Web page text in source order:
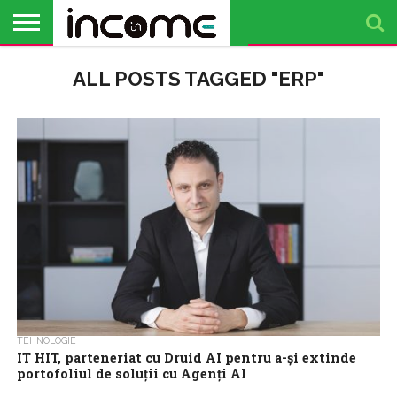
PROFIL DE
ANTREPRENOR
BUSINESS
ANALIZE
FINANȚE
PERSONALE
ALL POSTS TAGGED "ERP"
TEHNOLOGIE
IT HIT, parteneriat cu Druid AI pentru a-și extinde
portofoliul de soluții cu Agenți AI